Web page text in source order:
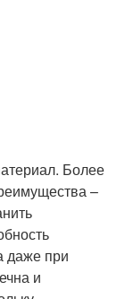
Более
–
даже при
и